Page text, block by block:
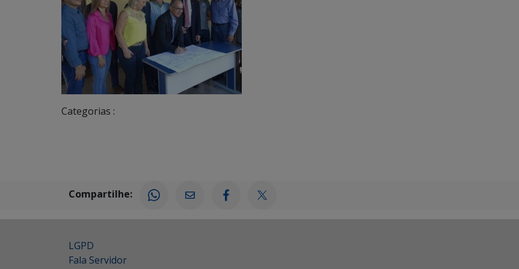
Categorias :
Compartilhe:
LGPD
Fala Servidor